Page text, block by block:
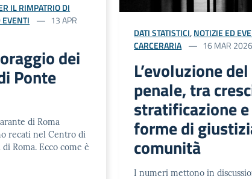
IL RIMPATRIO DI
13 APR
dei
Ponte
di Roma
recati nel Centro di
Roma. Ecco come è
DATI STATISTICI,NOTIZIE ED
CARCERARIA
16 MAR 2026
L’evoluzione
penale, tra
stratificazione
forme di
comunità
I numeri mettono in